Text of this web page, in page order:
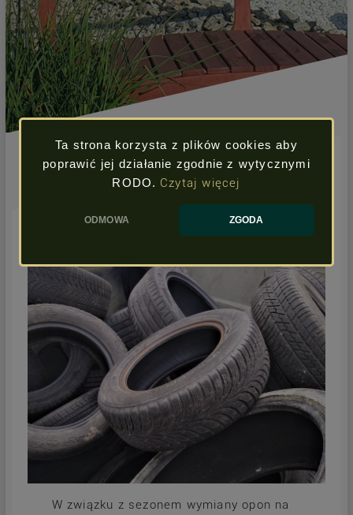
Ta strona korzysta z plików cookies aby
poprawić jej działanie zgodnie z wytycznymi
RODO.
Czytaj więcej
ODMOWA ZGODA
W związku z sezonem wymiany opon na